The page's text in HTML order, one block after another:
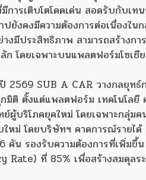
การเติบโตโดดเด่น สอดรับกับเ
ปยังคงมีความต้องการต่อเนื่อง
มีประสิทธิภาพ สามารถสร้างก
ก โดยเฉพาะบนแพลตฟอร์มโซเชี
2569 SUB A CAR วางกลยุทธ์
มิติ ตั้งแต่แพลตฟอร์ม เทคโนโล
ย์ผู้บริโภคยุคใหม่ โดยเฉพาะกลุ่ม
หม่ โดยบริษัทฯ คาดการณ์รายไ
คัน รองรับความต้องการที่เพิ่มขึ้
Rate) ที่ 85% เพื่อสร้างสมดุลร